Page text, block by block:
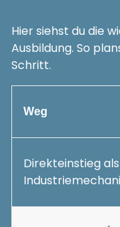
Hier siehst du die
Ausbildung. So
Schritt.
Weg
Direkteinstieg als